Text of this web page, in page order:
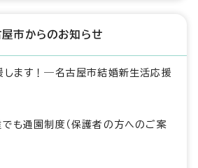
市からのお知らせ
します！―名古屋市結婚新生活応援
も通園制度（保護者の方へのご案